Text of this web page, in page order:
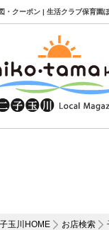
・クーポン | 生活クラブ保育園
玉川HOME お店検索